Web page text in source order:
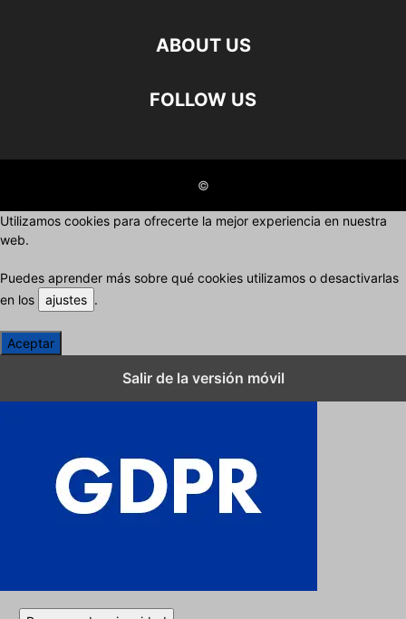
ABOUT US
FOLLOW US
©
Utilizamos cookies para ofrecerte la mejor experiencia en nuestra
web.
Puedes aprender más sobre qué cookies utilizamos o desactivarlas
en los
ajustes .
Aceptar
Salir de la versión móvil